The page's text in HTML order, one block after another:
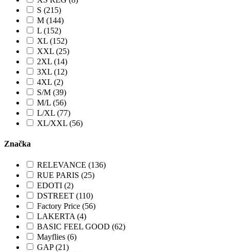
S (215)
M (144)
L (152)
XL (152)
XXL (25)
2XL (14)
3XL (12)
4XL (2)
S/M (39)
M/L (56)
L/XL (77)
XL/XXL (56)
Značka
RELEVANCE (136)
RUE PARIS (25)
EDOTI (2)
DSTREET (110)
Factory Price (56)
LAKERTA (4)
BASIC FEEL GOOD (62)
Mayflies (6)
GAP (21)